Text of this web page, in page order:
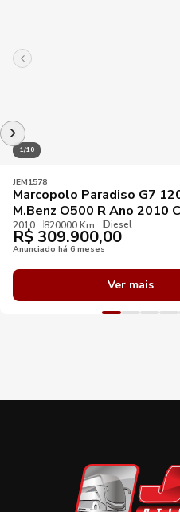
1/10
JEM1578
Marcopolo Paradiso G7
M.Benz O500 R Ano 2010
2010 820000 Km Diesel
R$ 309.900,00
Anunciado há 6 meses
Ver mais